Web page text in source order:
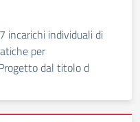
incarichi individuali di
per
dal titolo d